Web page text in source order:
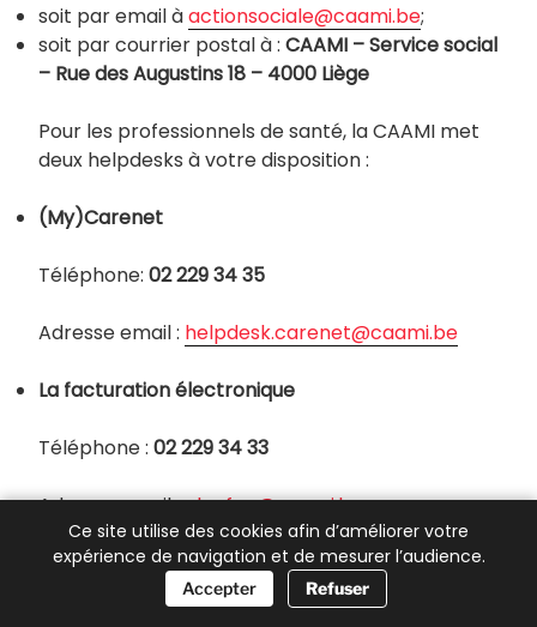
soit par email àactionsociale@caami.be;
soit par courrier postal à : CAAMI – Service social
– Rue des Augustins 18 – 4000 Liège
Pour les professionnels de santé, la CAAMI met
deux helpdesks à votre disposition :
(My)Carenet
Téléphone: 02 229 34 35
Adresse email : helpdesk.carenet@caami.be
La facturation électronique
Téléphone : 02 229 34 33
Adresse email :elecfac@caami.be
Ce site utilise des cookies afin d’améliorer votre
expérience de navigation et de mesurer l’audience.
Accepter Refuser📞 Besoin d’aide ?